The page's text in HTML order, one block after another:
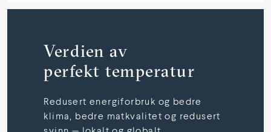
Verdien av
perfekt temperatur
Redusert energiforbruk og bedre
klima, bedre matkvalitet og redusert